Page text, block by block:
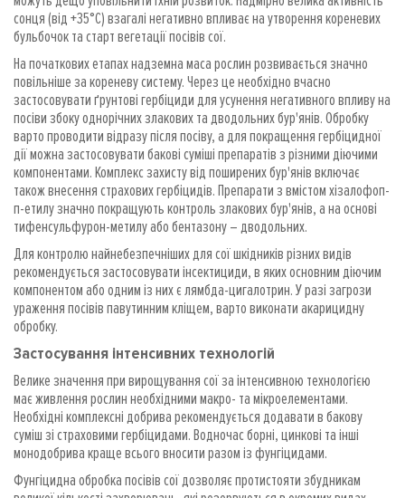
сонця (від +35°С) взагалі негативно впливає на утворення кореневих
бульбочок та старт вегетації посівів сої.
На початкових етапах надземна маса рослин розвивається значно
повільніше за кореневу систему. Через це необхідно вчасно
застосовувати ґрунтові гербіциди для усунення негативного впливу на
посіви збоку однорічних злакових та дводольних бур'янів. Обробку
варто проводити відразу після посіву, а для покращення гербіцидної
дії можна застосовувати бакові суміші препаратів з різними діючими
компонентами. Комплекс захисту від поширених бур'янів включає
також внесення страхових гербіцидів. Препарати з вмістом хізалофоп-
п-етилу значно покращують контроль злакових бур'янів, а на основі
тифенсульфурон-метилу або бентазону – дводольних.
Для контролю найнебезпечніших для сої шкідників різних видів
рекомендується застосовувати інсектициди, в яких основним діючим
компонентом або одним із них є лямбда-цигалотрин. У разі загрози
ураження посівів павутинним кліщем, варто виконати акарицидну
обробку.
Застосування інтенсивних технологій
Велике значення при вирощування сої за інтенсивною технологією
має живлення рослин необхідними макро- та мікроелементами.
Необхідні комплексні добрива рекомендується додавати в бакову
суміш зі страховими гербіцидами. Водночас борні, цинкові та інші
монодобрива краще всього вносити разом із фунгіцидами.
Фунгіцидна обробка посівів сої дозволяє протистояти збудникам